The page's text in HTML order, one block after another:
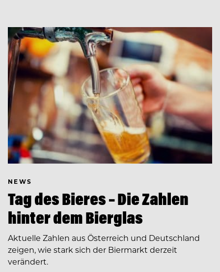
NEWS
Tag des Bieres – Die Zahlen
hinter dem Bierglas
Aktuelle Zahlen aus Österreich und Deutschland
zeigen, wie stark sich der Biermarkt derzeit
verändert.